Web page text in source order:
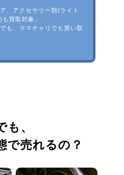
、アクセサリー類(ライト
買取対象。
も、ママチャリでも買い取
も、
で売れるの？